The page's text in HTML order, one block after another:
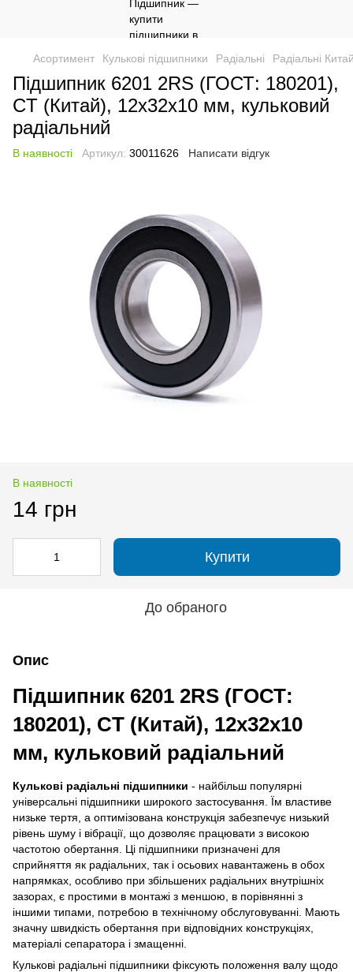
Асортимент Кулькові підшипники Радіальні Радіальні
Підшипник 6201 2RS (ГОСТ: 180201),
CT (Китай), 12х32х10 мм, кульковий
радіальний
В наявності Артикул: 30011626 Написати відгук
В наявності
14 грн
Купити
До обраного
Опис
Підшипник 6201 2RS (ГОСТ:
180201), CT (Китай), 12х32х10
мм, кульковий радіальний
Кулькові радіальні підшипники - найбільш популярні
універсальні підшипники широкого застосування. Їм властиве
низьке тертя, а оптимізована конструкція забезпечує низький
рівень шуму і вібрації, що дозволяє працювати з високою
частотою обертання. Ці підшипники призначені для
сприйняття як радіальних, так і осьових навантажень в обох
напрямках, особливо при збільшених радіальних внутрішніх
зазорах, є простими в монтажі з меншою, в порівнянні з
іншими типами, потребою в технічному обслуговуванні. Мають
значну швидкість обертання при відповідних конструкціях,
матеріалі сепаратора і змащенні.
Кулькові радіальні підшипники фіксують положення валу щодо